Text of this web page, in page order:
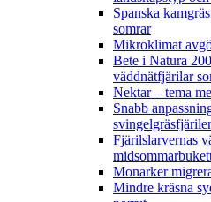
Spanska
somrar
Mikroklimat
Bete i Natura
väddnätfjärilar
Nektar – tema
Snabb
Fjärilslarvernas
Monarker
Mindre kräsna